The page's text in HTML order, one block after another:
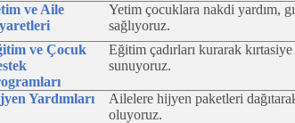
ve Aile
Yetim çocuklara nakdi yardım,
sağlıyoruz.
ve Çocuk
Eğitim çadırları kurarak
sunuyoruz.
Yardımları
Ailelere hijyen paketleri
oluyoruz.